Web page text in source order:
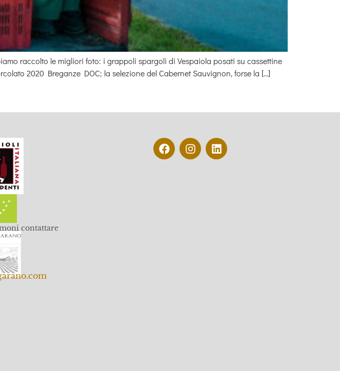
raccolto le migliori foto: i grappoli spargoli di Vespaiola posati su cassettine
2020 Breganze DOC; la selezione del Cabernet Sauvignon, forse la […]
contattare